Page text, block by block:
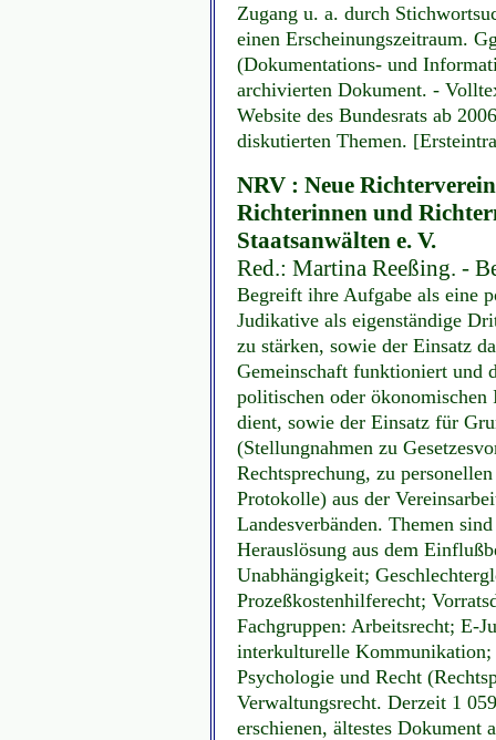
Zugang u. a. durch
einen Erscheinungszeitraum.
(Dokumentations- und
archivierten Dokument. -
Website des Bundesrats ab
diskutierten Themen.
NRV : Neue
Richterinnen und
Staatsanwälten e. V.
Red.: Martina Reeßing. -
Begreift ihre Aufgabe als eine
Judikative als eigenständige
zu stärken, sowie der Einsatz
Gemeinschaft funktioniert und
politischen oder ökonomischen
dient, sowie der Einsatz für
(Stellungnahmen zu
Rechtsprechung, zu
Protokolle) aus der
Landesverbänden. Themen
Herauslösung aus dem
Unabhängigkeit;
Prozeßkostenhilferecht;
Fachgruppen: Arbeitsrecht; E-
interkulturelle Kommunikation;
Psychologie und Recht
Verwaltungsrecht. Derzeit 1
erschienen, ältestes Dokument